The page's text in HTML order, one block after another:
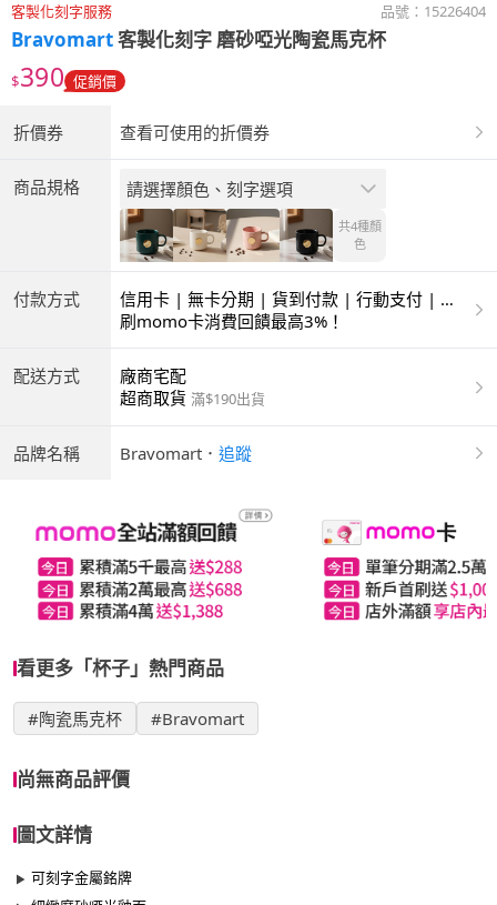
客製化刻字服務 品號： 15226404
Bravomart客製化刻字 磨砂啞光陶瓷馬克杯
$390 促銷價
折價券 查看可使用的折價券
商品規格 請選擇顏色、刻字選項
共4種顏
色
付款方式
信用卡 | 無卡分期 | 貨到付款 | 行動支付 | 超
商付款 | ATM | 銀聯卡
刷momo卡消費回饋最高3%！
配送方式
廠商宅配
超商取貨 滿$190出貨
品牌名稱 Bravomart ． 追蹤
看更多「杯子」熱門商品
#陶瓷馬克杯 #Bravomart
尚無商品評價
圖文詳情
可刻字金屬銘牌